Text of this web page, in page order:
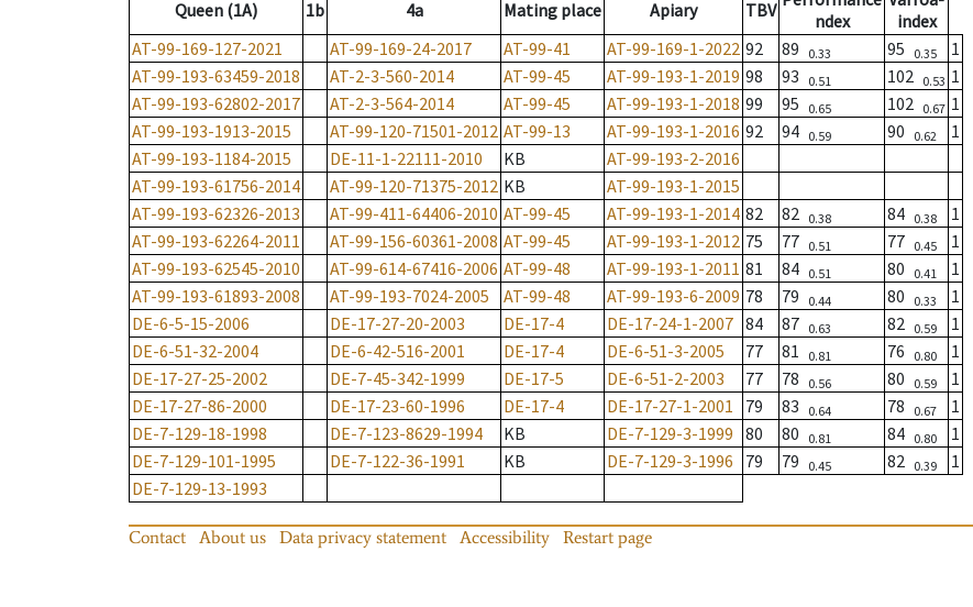
Queen (1A) 1b 4a Mating place Apiary TBV
ndex
index
AT-99-169-127-2021
AT-99-169-24-2017 AT-99-41 AT-99-169-1-2022 92 89 0.33 95 0.35
1
AT-99-193-63459-2018
AT-2-3-560-2014 AT-99-45 AT-99-193-1-2019 98 93 0.51 102 0.53 1
AT-99-193-62802-2017
AT-2-3-564-2014 AT-99-45 AT-99-193-1-2018 99 95 0.65 102 0.67 1
AT-99-193-1913-2015
AT-99-120-71501-2012 AT-99-13 AT-99-193-1-2016 92 94 0.59 90 0.62
1
AT-99-193-1184-2015
DE-11-1-22111-2010 KB
AT-99-193-2-2016
AT-99-193-61756-2014
AT-99-120-71375-2012 KB
AT-99-193-1-2015
AT-99-193-62326-2013
AT-99-411-64406-2010 AT-99-45 AT-99-193-1-2014 82 82 0.38 84 0.38
1
AT-99-193-62264-2011
AT-99-156-60361-2008 AT-99-45 AT-99-193-1-2012 75 77 0.51 77 0.45
1
AT-99-193-62545-2010
AT-99-614-67416-2006 AT-99-48 AT-99-193-1-2011 81 84 0.51 80 0.41
1
AT-99-193-61893-2008
AT-99-193-7024-2005 AT-99-48 AT-99-193-6-2009 78 79 0.44 80 0.33
1
DE-6-5-15-2006
DE-17-27-20-2003 DE-17-4 DE-17-24-1-2007 84 87 0.63 82 0.59
1
DE-6-51-32-2004
DE-6-42-516-2001 DE-17-4 DE-6-51-3-2005 77 81 0.81 76 0.80
1
DE-17-27-25-2002
DE-7-45-342-1999 DE-17-5 DE-6-51-2-2003 77 78 0.56 80 0.59
1
DE-17-27-86-2000
DE-17-23-60-1996 DE-17-4 DE-17-27-1-2001 79 83 0.64 78 0.67
1
DE-7-129-18-1998
DE-7-123-8629-1994 KB DE-7-129-3-1999 80 80 0.81 84 0.80
1
DE-7-129-101-1995
DE-7-122-36-1991 KB DE-7-129-3-1996 79 79 0.45 82 0.39
1
DE-7-129-13-1993
Contact About us Data privacy statement Accessibility Restart page